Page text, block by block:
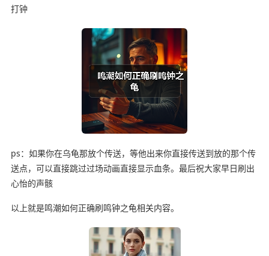
打钟
ps：如果你在乌龟那放个传送，等他出来你直接传送到放的那个传
送点，可以直接跳过过场动画直接显示血条。最后祝大家早日刷出
心怡的声骸
以上就是鸣潮如何正确刷鸣钟之龟相关内容。